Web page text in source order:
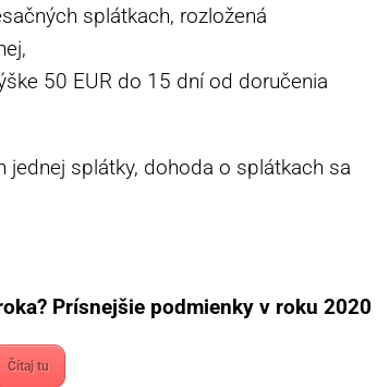
splátkach, rozložená
50 EUR do 15 dní od doručenia
jednej splátky, dohoda o splátkach sa
Prísnejšie podmienky v roku 2020
Čítaj tu